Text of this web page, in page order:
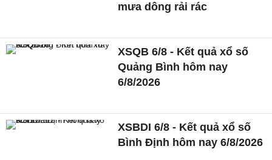
mưa dông rải rác
XSQB 6/8 - Kết quả xổ số
Quảng Bình hôm nay
6/8/2026
XSBDI 6/8 - Kết quả xổ số
Bình Định hôm nay 6/8/2026